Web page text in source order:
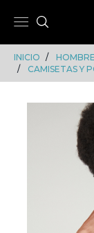
INICIO
CAMISETAS Y